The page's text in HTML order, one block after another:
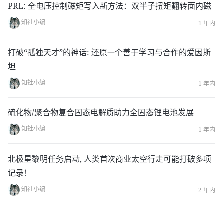
30e7aa9be163378b206543&token=1727150483&l
PRL: 全电压控制磁矩写入新方法：双半子扭矩翻转面内磁
知社小编 1 年内
打破“孤独天才”的神话: 还原一个善于学习与合作的爱因斯
坦
知社小编 1 年内
硫化物/聚合物复合固态电解质助力全固态锂电池发展
知社小编 1 年内
北极星黎明任务启动, 人类首次商业太空行走可能打破多项
记录！
知社小编 2 年内